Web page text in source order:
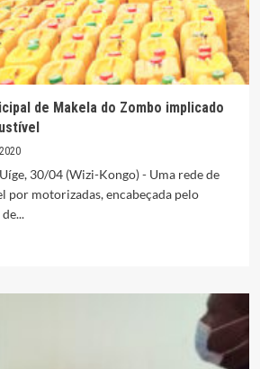
de Makela do Zombo implicado
30/04 (Wizi-Kongo) - Uma rede de
por motorizadas, encabeçada pelo